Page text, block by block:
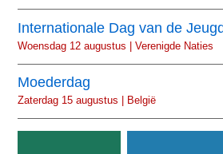
Internationale Dag van de
Woensdag 12 augustus | Verenigde Naties
Moederdag
Zaterdag 15 augustus | België